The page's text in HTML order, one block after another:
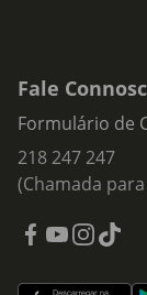
Fale
Formulário de
218 247 247
(Chamada